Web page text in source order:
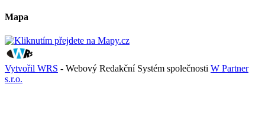
Mapa
Vytvořil WRS - Webový Redakční Systém společnosti W Partner
s.r.o.